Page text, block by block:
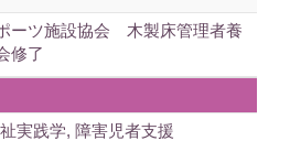
ーツ施設協会 木製床管理者養
修了
実践学, 障害児者支援